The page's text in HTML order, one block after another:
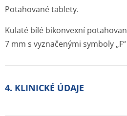
Potahované tablety.
Kulaté bílé bikonvexní
7 mm s vyznačenými symboly
4. KLINICKÉ ÚDAJE